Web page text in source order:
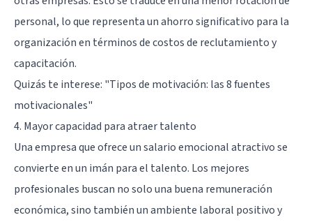
personal, lo que representa un ahorro significativo para la
organización en términos de costos de reclutamiento y
capacitación.
Quizás te interese: "Tipos de motivación: las 8 fuentes
motivacionales"
4. Mayor capacidad para atraer talento
Una empresa que ofrece un salario emocional atractivo se
convierte en un imán para el talento. Los mejores
profesionales buscan no solo una buena remuneración
económica, sino también un ambiente laboral positivo y